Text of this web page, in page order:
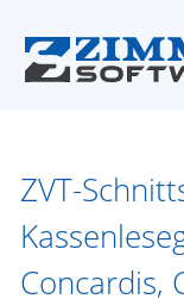
ZVT-
Concardis,